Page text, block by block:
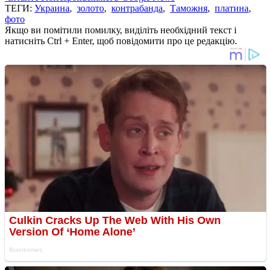
ТЕГИ: Украина, золото, контрабанда, Таможня, платина,
фото
Якщо ви помітили помилку, виділіть необхідний текст і
натисніть Ctrl + Enter, щоб повідомити про це редакцію.